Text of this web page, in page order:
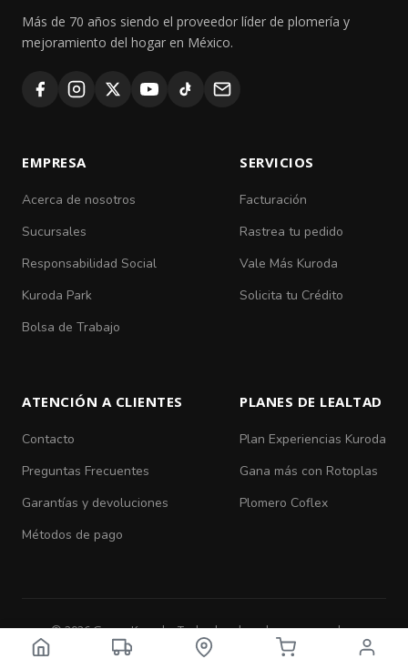
Más de 70 años siendo el proveedor líder de plomería y
mejoramiento del hogar en México.
EMPRESA
Acerca de nosotros
Sucursales
Responsabilidad Social
Kuroda Park
Bolsa de Trabajo
SERVICIOS
Facturación
Rastrea tu pedido
Vale Más Kuroda
Solicita tu Crédito
ATENCIÓN A CLIENTES
Contacto
Preguntas Frecuentes
Garantías y devoluciones
Métodos de pago
PLANES DE LEALTAD
Plan Experiencias Kuroda
Gana más con Rotoplas
Plomero Coflex
© 2026 Grupo Kuroda. Todos los derechos reservados.
Aviso de Privacidad
Términos y Condiciones